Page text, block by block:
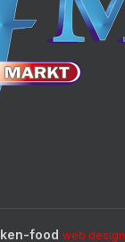
ken-food web design